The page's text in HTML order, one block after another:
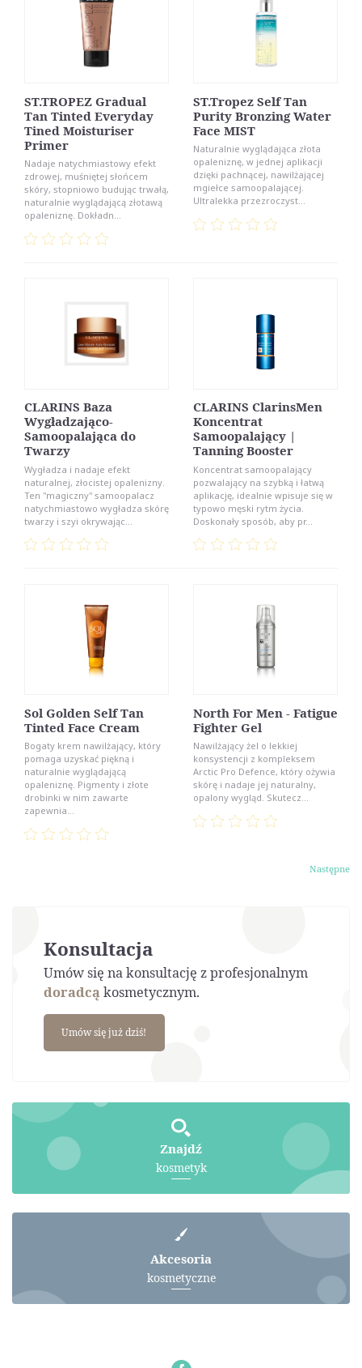
ST.TROPEZ Gradual
Tan Tinted Everyday
Tined Moisturiser
Primer
Nadaje natychmiastowy efekt
zdrowej, muśniętej słońcem
skóry, stopniowo budując trwałą,
naturalnie wyglądającą złotawą
opaleniznę. Dokładn...
ST.Tropez Self Tan
Purity Bronzing Water
Face MIST
Naturalnie wyglądająca złota
opaleniznę, w jednej aplikacji
dzięki pachnącej, nawilżającej
mgiełce samoopalającej.
Ultralekka przezroczyst...
CLARINS Baza
Wygładzająco-
Samoopalająca do
Twarzy
Wygładza i nadaje efekt
naturalnej, złocistej opalenizny.
Ten "magiczny" samoopalacz
natychmiastowo wygładza skórę
twarzy i szyi okrywając...
CLARINS ClarinsMen
Koncentrat
Samoopalający |
Tanning Booster
Koncentrat samoopalający
pozwalający na szybką i łatwą
aplikację, idealnie wpisuje się w
typowo męski rytm życia.
Doskonały sposób, aby pr...
Sol Golden Self Tan
Tinted Face Cream
Bogaty krem nawilżający, który
pomaga uzyskać piękną i
naturalnie wyglądającą
opaleniznę. Pigmenty i złote
drobinki w nim zawarte
zapewnia...
North For Men - Fatigue
Fighter Gel
Nawilżający żel o lekkiej
konsystencji z kompleksem
Arctic Pro Defence, który ożywia
skórę i nadaje jej naturalny,
opalony wygląd. Skutecz...
Następne
Konsultacja
Umów się na konsultację z profesjonalnym
doradcąkosmetycznym.
Umów się już dziś!
Znajdź
kosmetyk
Akcesoria
kosmetyczne